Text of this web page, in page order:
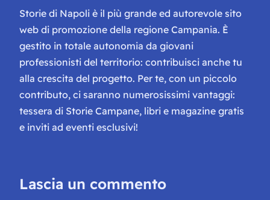
Storie di Napoli è il più grande ed autorevole sito
web di promozione della regione Campania. È
gestito in totale autonomia da giovani
professionisti del territorio: contribuisci anche tu
alla crescita del progetto. Per te, con un piccolo
contributo, ci saranno numerosissimi vantaggi:
tessera di Storie Campane, libri e magazine gratis
e inviti ad eventi esclusivi!
Lascia un commento